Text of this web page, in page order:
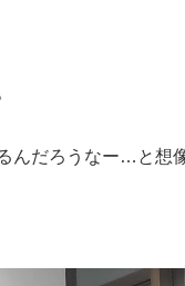
んだろうなー…と想